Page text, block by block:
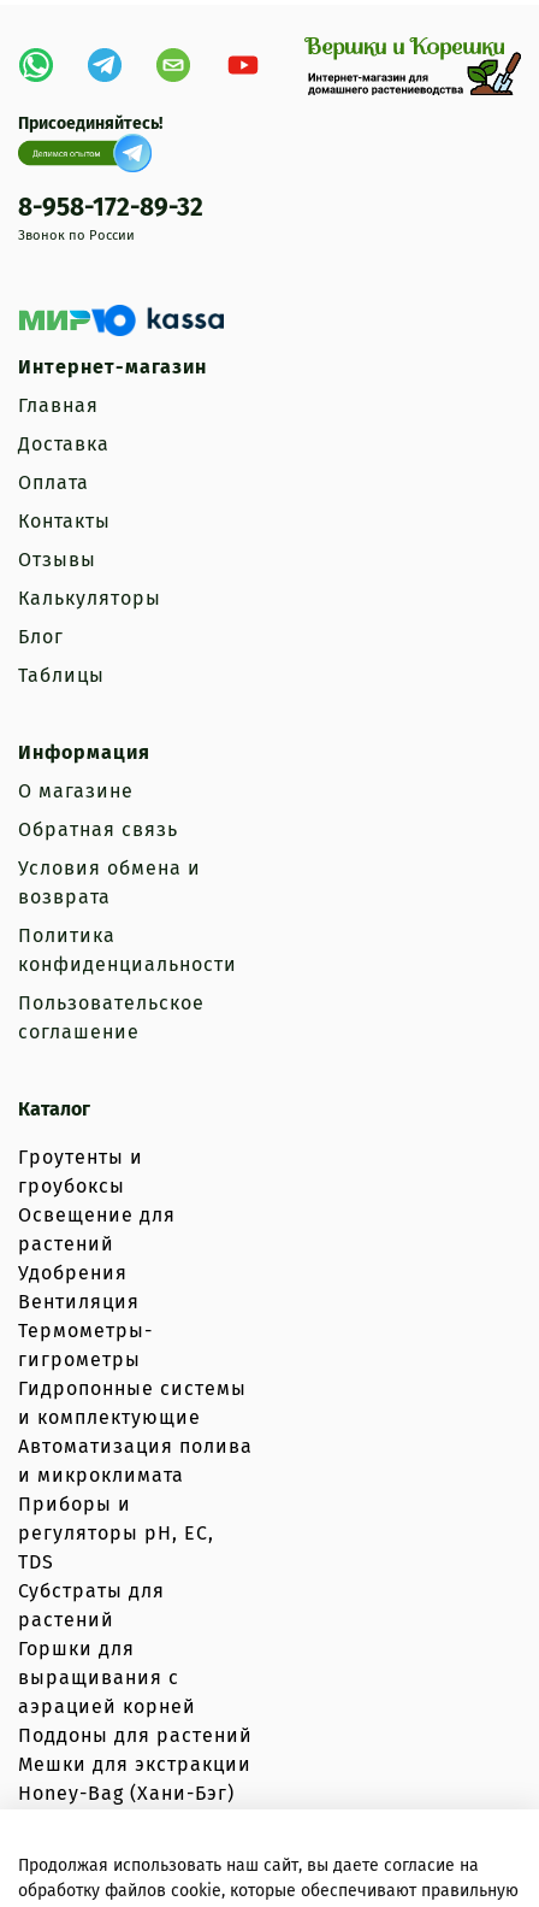
Интернет-магазин
Главная
Доставка
Оплата
Контакты
Отзывы
Калькуляторы
Блог
Таблицы
Информация
О магазине
Обратная связь
Условия обмена и
возврата
Политика
конфиденциальности
Пользовательское
соглашение
Каталог
Гроутенты и
гроубоксы
Освещение для
растений
Удобрения
Вентиляция
Термометры-
гигрометры
Гидропонные системы
и комплектующие
Автоматизация полива
и микроклимата
Приборы и
регуляторы рН, EC,
TDS
Субстраты для
растений
Горшки для
выращивания с
аэрацией корней
Поддоны для растений
Мешки для экстракции
Honey-Bag (Хани-Бэг)
Присоединяйтесь!
8-958-172-89-32
Звонок по России
© Вершки и корешки 2020–2026 Любое использование
Продолжая использовать наш сайт, вы даете согласие на
обработку файлов cookie, которые обеспечивают правильную